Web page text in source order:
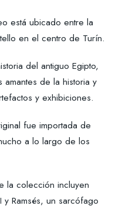
está ubicado entre la
en el centro de Turín.
del antiguo Egipto,
de la historia y
y exhibiciones.
fue importada de
a lo largo de los
la colección incluyen
y Ramsés, un sarcófago